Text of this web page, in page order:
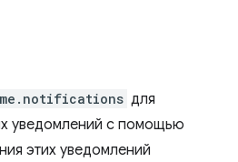
для
уведомлений с помощью
этих уведомлений